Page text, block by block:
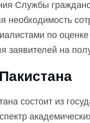
Службы
необходимость
по
заявителей на
состоит из